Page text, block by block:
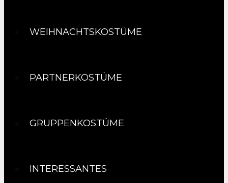
WEIHNACHTSKOSTÜME
PARTNERKOSTÜME
GRUPPENKOSTÜME
INTERESSANTES